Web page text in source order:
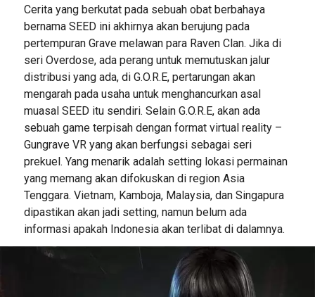
Cerita yang berkutat pada sebuah obat berbahaya
bernama SEED ini akhirnya akan berujung pada
pertempuran Grave melawan para Raven Clan. Jika di
seri Overdose, ada perang untuk memutuskan jalur
distribusi yang ada, di G.O.R.E, pertarungan akan
mengarah pada usaha untuk menghancurkan asal
muasal SEED itu sendiri. Selain G.O.R.E, akan ada
sebuah game terpisah dengan format virtual reality –
Gungrave VR yang akan berfungsi sebagai seri
prekuel. Yang menarik adalah setting lokasi permainan
yang memang akan difokuskan di region Asia
Tenggara. Vietnam, Kamboja, Malaysia, dan Singapura
dipastikan akan jadi setting, namun belum ada
informasi apakah Indonesia akan terlibat di dalamnya.